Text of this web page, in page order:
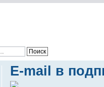
E-mail в